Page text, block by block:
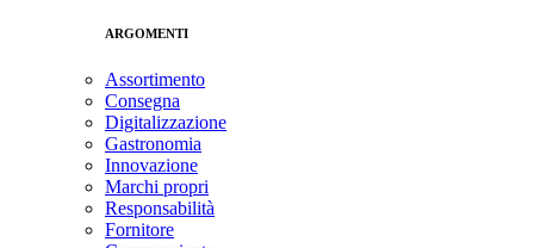
ARGOMENTI
Assortimento
Consegna
Digitalizzazione
Gastronomia
Innovazione
Marchi propri
Responsabilità
Fornitore